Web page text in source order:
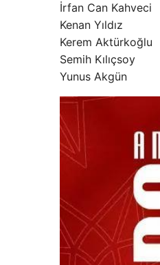
İrfan Can Kahveci
Kenan Yıldız
Kerem Aktürkoğlu
Semih Kılıçsoy
Yunus Akgün